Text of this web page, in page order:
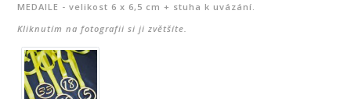
MEDAILE - velikost 6 x 6,5 cm + stuha k uvázání.
Kliknutím na fotografii si ji zvětšíte.